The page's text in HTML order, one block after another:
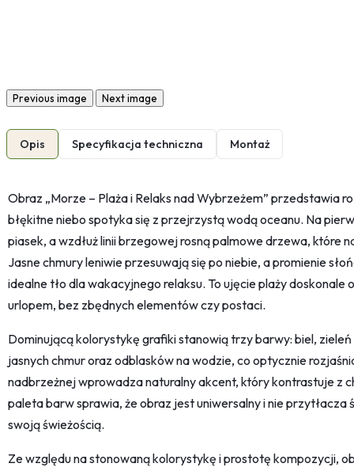
Previous image Next image
Opis Specyfikacja techniczna Montaż
Obraz „Morze – Plaża i Relaks nad Wybrzeżem” przedstawia
błękitne niebo spotyka się z przejrzystą wodą oceanu. Na
piasek, a wzdłuż linii brzegowej rosną palmowe drzewa, które
Jasne chmury leniwie przesuwają się po niebie, a promienie
idealne tło dla wakacyjnego relaksu. To ujęcie plaży
urlopem, bez zbędnych elementów czy postaci.
Dominującą kolorystykę grafiki stanowią trzy barwy: biel,
jasnych chmur oraz odblasków na wodzie, co optycznie
nadbrzeżnej wprowadza naturalny akcent, który kontrastuje z
paleta barw sprawia, że obraz jest uniwersalny i nie przytłacza
swoją świeżością.
Ze względu na stonowaną kolorystykę i prostotę kompozycji,